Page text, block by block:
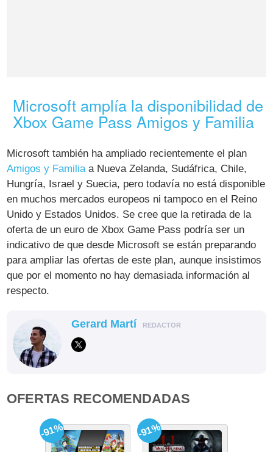
Microsoft amplía la disponibilidad de
Xbox Game Pass Amigos y Familia
Microsoft también ha ampliado recientemente el plan
Amigos y Familia a Nueva Zelanda, Sudáfrica, Chile,
Hungría, Israel y Suecia, pero todavía no está disponible
en muchos mercados europeos ni tampoco en el Reino
Unido y Estados Unidos. Se cree que la retirada de la
oferta de un euro de Xbox Game Pass podría ser un
indicativo de que desde Microsoft se están preparando
para ampliar las ofertas de este plan, aunque insistimos
que por el momento no hay demasiada información al
respecto.
Gerard Martí REDACTOR
OFERTAS RECOMENDADAS
-91% -91%